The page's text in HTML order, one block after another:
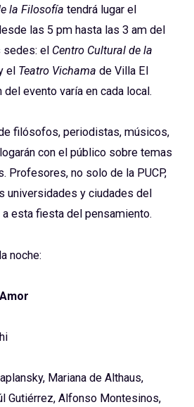
la Filosofía tendrá lugar el
las 5 pm hasta las 3 am del
sedes: el Centro Cultural de la
el Teatro Vichama de Villa El
del evento varía en cada local.
filósofos, periodistas, músicos,
con el público sobre temas
Profesores, no solo de la PUCP,
universidades y ciudades del
a esta fiesta del pensamiento.
noche:
Mariana de Althaus,
Gutiérrez, Alfonso Montesinos,